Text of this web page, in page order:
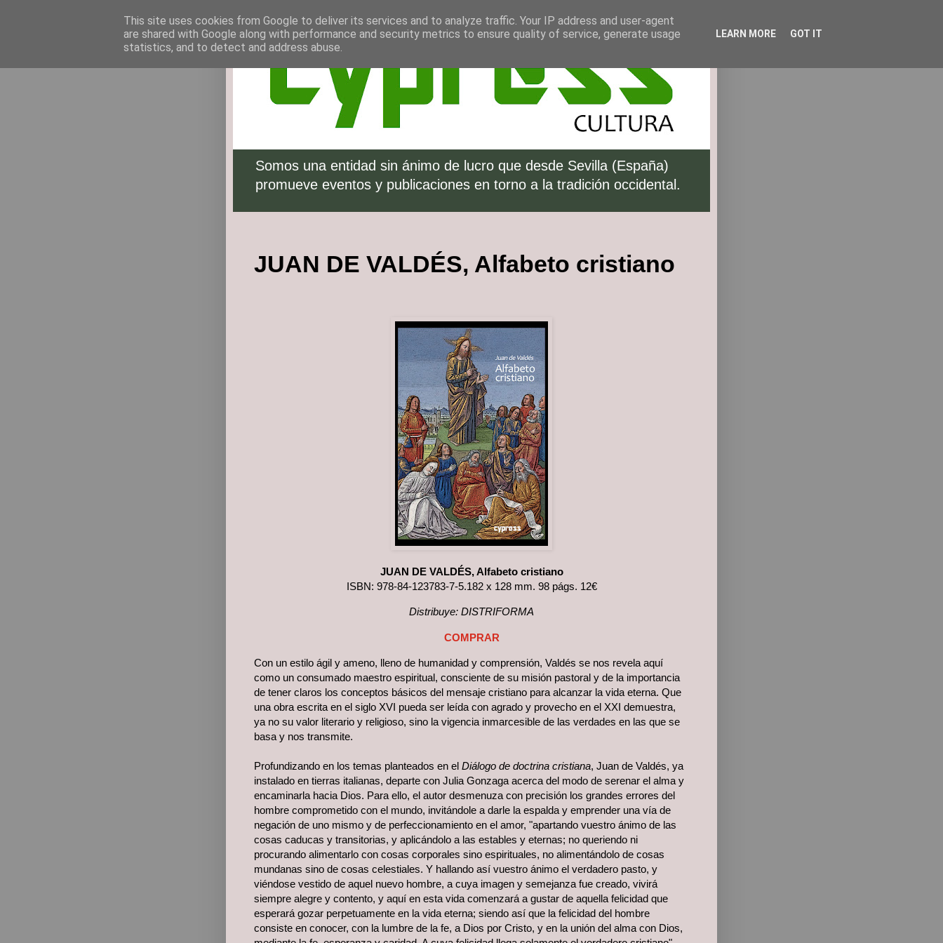
Somos una entidad sin ánimo de lucro que desde Sevilla (España)
promueve eventos y publicaciones en torno a la tradición occidental.
JUAN DE VALDÉS, Alfabeto cristiano
JUAN DE VALDÉS, Alfabeto cristiano
ISBN: 978-84-123783-7-5.182 x 128 mm. 98 págs. 12€
Distribuye: DISTRIFORMA
COMPRAR
Con un estilo ágil y ameno, lleno de humanidad y comprensión, Valdés se nos revela aquí
como un consumado maestro espiritual, consciente de su misión pastoral y de la importancia
de tener claros los conceptos básicos del mensaje cristiano para alcanzar la vida eterna. Que
una obra escrita en el siglo XVI pueda ser leída con agrado y provecho en el XXI demuestra,
ya no su valor literario y religioso, sino la vigencia inmarcesible de las verdades en las que se
basa y nos transmite.
Profundizando en los temas planteados en el Diálogo de doctrina cristiana, Juan de Valdés, ya
instalado en tierras italianas, departe con Julia Gonzaga acerca del modo de serenar el alma y
encaminarla hacia Dios. Para ello, el autor desmenuza con precisión los grandes errores del
hombre comprometido con el mundo, invitándole a darle la espalda y emprender una vía de
negación de uno mismo y de perfeccionamiento en el amor, "apartando vuestro ánimo de las
cosas caducas y transitorias, y aplicándolo a las estables y eternas; no queriendo ni
procurando alimentarlo con cosas corporales sino espirituales, no alimentándolo de cosas
mundanas sino de cosas celestiales. Y hallando así vuestro ánimo el verdadero pasto, y
viéndose vestido de aquel nuevo hombre, a cuya imagen y semejanza fue creado, vivirá
siempre alegre y contento, y aquí en esta vida comenzará a gustar de aquella felicidad que
esperará gozar perpetuamente en la vida eterna; siendo así que la felicidad del hombre
consiste en conocer, con la lumbre de la fe, a Dios por Cristo, y en la unión del alma con Dios,
This site uses cookies from Google to deliver its services and to analyze traffic. Your IP address and user-agent
are shared with Google along with performance and security metrics to ensure quality of service, generate usage
statistics, and to detect and address abuse.
LEARN MORE GOT IT